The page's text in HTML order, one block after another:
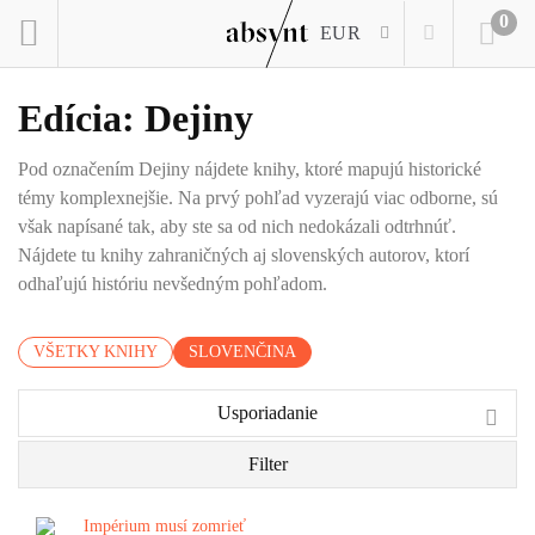
EUR
0
Edícia: Dejiny
Pod označením Dejiny nájdete knihy, ktoré mapujú historické
témy komplexnejšie. Na prvý pohľad vyzerajú viac odborne, sú
však napísané tak, aby ste sa od nich nedokázali odtrhnúť.
Nájdete tu knihy zahraničných aj slovenských autorov, ktorí
odhaľujú históriu nevšedným pohľadom.
VŠETKY KNIHY SLOVENČINA
Usporiadanie
Filter